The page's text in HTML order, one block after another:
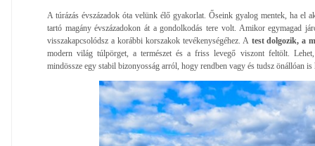
A túrázás évszázadok óta velünk élő gyakorlat. Őseink gyalog mentek, ha el
tartó magány évszázadokon át a gondolkodás tere volt. Amikor egymagad
visszakapcsolódsz a korábbi korszakok tevékenységéhez. A test dolgozik, a
modern világ túlpörget, a természet és a friss levegő viszont feltölt.
mindössze egy stabil bizonyosság arról, hogy rendben vagy és tudsz önállóan is